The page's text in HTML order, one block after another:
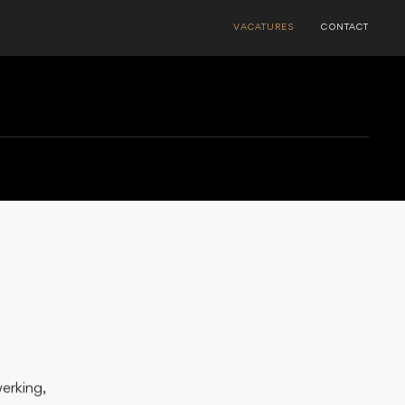
VACATURES CONTACT